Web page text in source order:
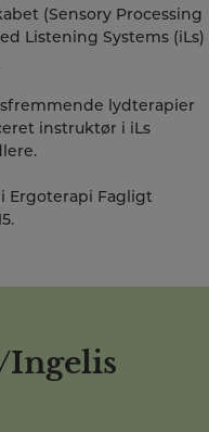
(Sensory Processing
Listening Systems (iLs)
lydterapier
instruktør i iLs
Ergoterapi Fagligt
Ingelis